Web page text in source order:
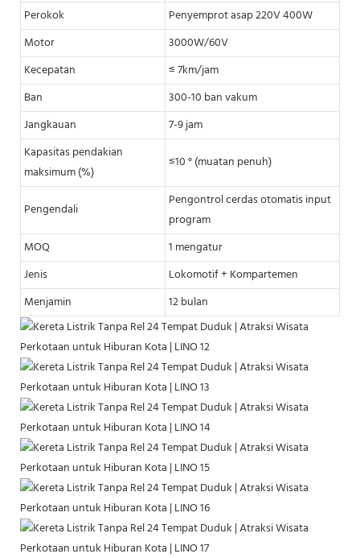
Perokok
Penyemprot asap 220V 400W
Motor
3000W/60V
Kecepatan
≤ 7km/jam
Ban
300-10 ban vakum
Jangkauan
7-9 jam
Kapasitas pendakian
maksimum (%)
≤10 ° (muatan penuh)
Pengendali
Pengontrol cerdas otomatis input
program
MOQ
1 mengatur
Jenis
Lokomotif + Kompartemen
Menjamin
12 bulan